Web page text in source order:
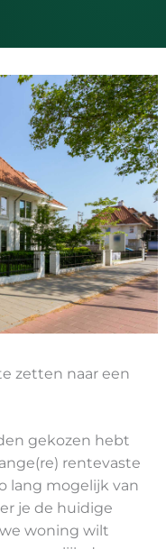
zetten naar een
gekozen hebt
rentevaste
lang mogelijk van
je de huidige
woning wilt